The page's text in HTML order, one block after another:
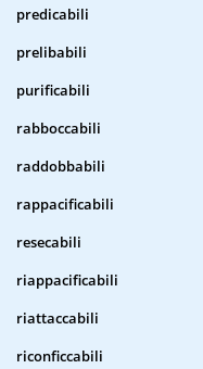
predicabili
prelibabili
purificabili
rabboccabili
raddobbabili
rappacificabili
resecabili
riappacificabili
riattaccabili
riconficcabili